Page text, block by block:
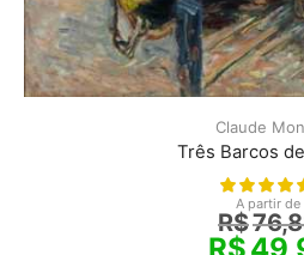
Claude
Três Barcos
A partir de
R$